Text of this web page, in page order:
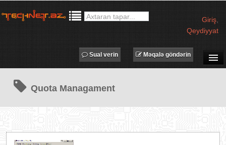
Giriş
Qeydiyyat
MƏQALƏLƏR
Məqalə göndərin
Sual verin
Quota Managament